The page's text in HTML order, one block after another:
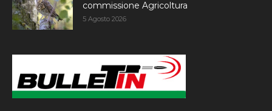
commissione Agricoltura
5 Agosto 2026